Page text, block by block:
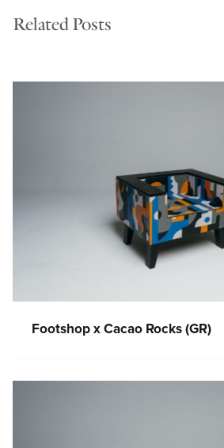
Related Posts
Footshop x Cacao Rocks (GR)